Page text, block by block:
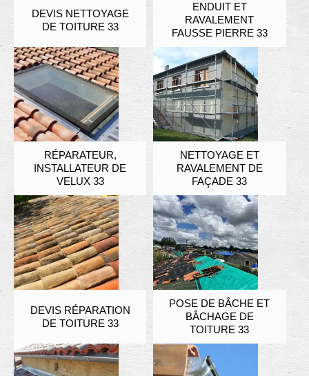
DEVIS NETTOYAGE
DE TOITURE 33
ENDUIT ET
RAVALEMENT
FAUSSE PIERRE 33
RÉPARATEUR,
INSTALLATEUR DE
VELUX 33
NETTOYAGE ET
RAVALEMENT DE
FAÇADE 33
DEVIS RÉPARATION
DE TOITURE 33
POSE DE BÂCHE ET
BÂCHAGE DE
TOITURE 33